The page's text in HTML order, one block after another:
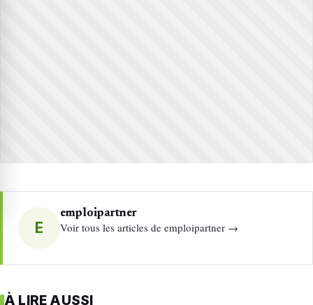
E
emploipartner
Voir tous les articles de emploipartner →
À LIRE AUSSI